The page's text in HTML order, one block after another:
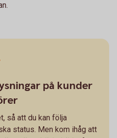
på kunder
så att du kan följa
status. Men kom ihåg att